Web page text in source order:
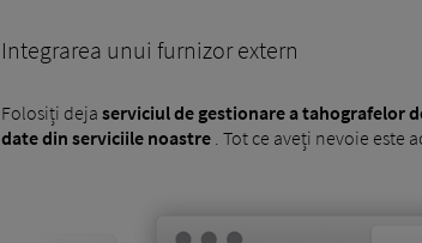
Integrarea unui furnizor extern
Folosiți deja serviciul de gestionare a tahografelor
date din serviciile noastre. Tot ce aveți nevoie este